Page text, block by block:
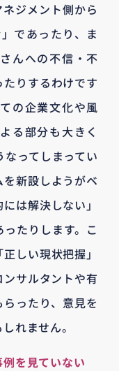
ジメント側から
であったり、ま
んへの不信・不
りするわけです
の企業文化や風
る部分も大きく
なってしまってい
新設しようがベ
は解決しない」
たりします。こ
しい現状把握」
サルタントや有
ったり、意見を
れません。
を見ていない